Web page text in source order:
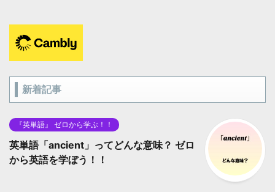
新着記事
『英単語』 ゼロから学ぶ！！
英単語「ancient」ってどんな意味？ ゼロ
から英語を学ぼう！！